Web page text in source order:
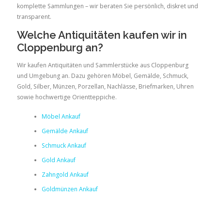
komplette Sammlungen – wir beraten Sie persönlich, diskret und
transparent.
Welche Antiquitäten kaufen wir in
Cloppenburg an?
Wir kaufen Antiquitäten und Sammlerstücke aus Cloppenburg
und Umgebung an. Dazu gehören Möbel, Gemälde, Schmuck,
Gold, Silber, Münzen, Porzellan, Nachlässe, Briefmarken, Uhren
sowie hochwertige Orientteppiche.
Möbel Ankauf
Gemälde Ankauf
Schmuck Ankauf
Gold Ankauf
Zahngold Ankauf
Goldmünzen Ankauf